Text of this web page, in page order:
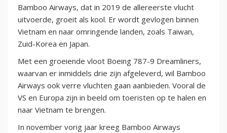
Bamboo Airways, dat in 2019 de allereerste vlucht
uitvoerde, groeit als kool. Er wordt gevlogen binnen
Vietnam en naar omringende landen, zoals Taiwan,
Zuid-Korea en Japan.
Met een groeiende vloot Boeing 787-9 Dreamliners,
waarvan er inmiddels drie zijn afgeleverd, wil Bamboo
Airways ook verre vluchten gaan aanbieden. Vooral de
VS en Europa zijn in beeld om toeristen op te halen en
naar Vietnam te brengen.
In november vorig jaar kreeg Bamboo Airways